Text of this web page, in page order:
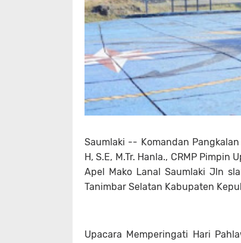
Saumlaki -- Komandan
H, S.E, M.Tr. Hanla., CRMP
Apel Mako Lanal Saumlaki Jln
Tanimbar Selatan Kabupaten
Upacara Memperingati Hari